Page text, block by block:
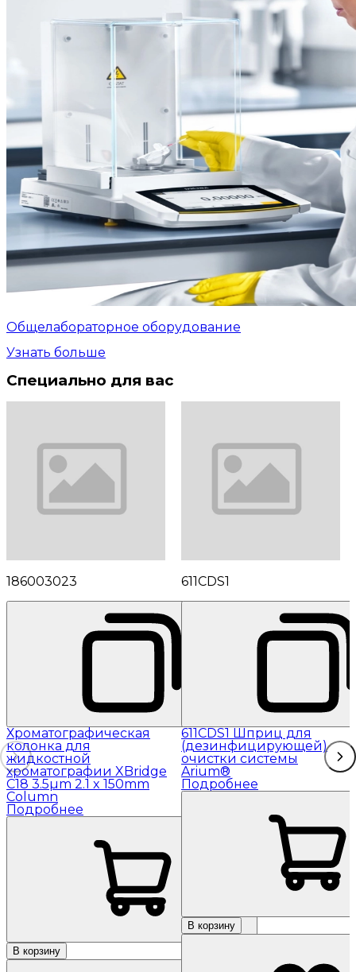
Общелабораторное оборудование
Узнать больше
Специально для вас
186003023
Хроматографическая
колонка для
жидкостной
хроматографии XBridge
C18 3.5µm 2.1 x 150mm
Column
Подробнее
В корзину
611CDS1
611CDS1 Шприц для
(дезинфицирующей)
очистки системы
Arium®
Подробнее
В корзину